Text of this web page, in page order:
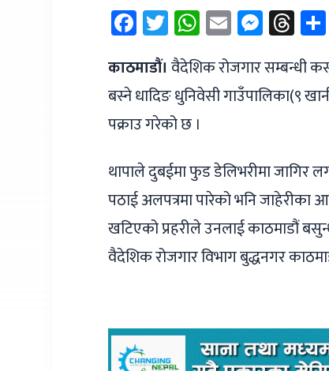
Facebook
Twitter
WhatsApp
Email
काठमाडौं। वैदेशिक रोजगार सम्बन्धी
बस्ने धादिङ धुनिवेसी गाउँपालिका(९
पक्राउ गरेको छ ।
थापाले दुबईमा फुड डेलिभरीमा जागिर
पठाई अलपत्रमा पारेको भनि जाहेरीका
खटिएको प्रहरीले उनलाई काठमाडौं
वैदेशिक रोजगार विभाग बुद्धनगर